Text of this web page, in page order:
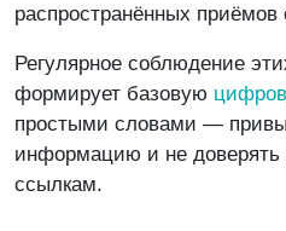
распространённых
Регулярное соблюдение
формирует базовую
простыми словами —
информацию и не доверять
ссылкам.